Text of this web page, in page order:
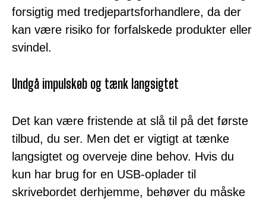
forsigtig med tredjepartsforhandlere, da der
kan være risiko for forfalskede produkter eller
svindel.
Undgå impulskøb og tænk langsigtet
Det kan være fristende at slå til på det første
tilbud, du ser. Men det er vigtigt at tænke
langsigtet og overveje dine behov. Hvis du
kun har brug for en USB-oplader til
skrivebordet derhjemme, behøver du måske